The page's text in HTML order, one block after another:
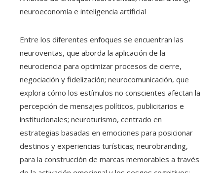
neuroeconomía e inteligencia artificial
Entre los diferentes enfoques se encuentran las
neuroventas, que aborda la aplicación de la
neurociencia para optimizar procesos de cierre,
negociación y fidelización; neurocomunicación, que
explora cómo los estímulos no conscientes afectan la
percepción de mensajes políticos, publicitarios e
institucionales; neuroturismo, centrado en
estrategias basadas en emociones para posicionar
destinos y experiencias turísticas; neurobranding,
para la construcción de marcas memorables a través